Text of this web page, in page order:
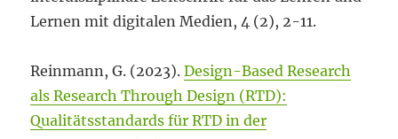
Lernen mit digitalen Medien, 4 (2), 2-11.
Reinmann, G. (2023).Design-Based Research
als Research Through Design (RTD):
Qualitätsstandards für RTD in der